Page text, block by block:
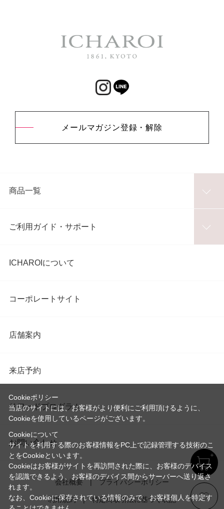
メールマガジン登録・解除
商品一覧
ご利用ガイド・サポート
ICHAROIについて
コーポレートサイト
店舗案内
来店予約
リワードプログラム
お問い合わせ
会社概要 プライバシーポリシー
利用規約 特定商取引法に基づく表記
Cookieポリシー
当店のサイトには、お客様がより便利にご利用頂けるように、
Cookieを使用しているページがございます。
Cookieについて
サイトを利用する際のお客様情報をPC上で記録管理する技術のこ
とをCookieといいます。
Cookieはお客様がサイトを再訪問された際に、お客様のデバイス
を認識できるよう、お客様のデバイス間からサーバーへ送り返さ
れます。
なお、Cookieに保存されている情報のみで、お客様個人を特定す